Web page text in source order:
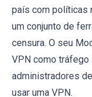
país com políticas
um conjunto de
censura. O seu
VPN como tráfego
administradores
usar uma VPN.